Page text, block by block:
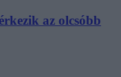
az olcsóbb